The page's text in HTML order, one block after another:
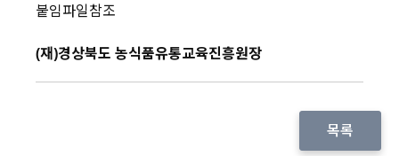
붙임파일참조
(재)경상북도 농식품유통교육진흥원장
목록